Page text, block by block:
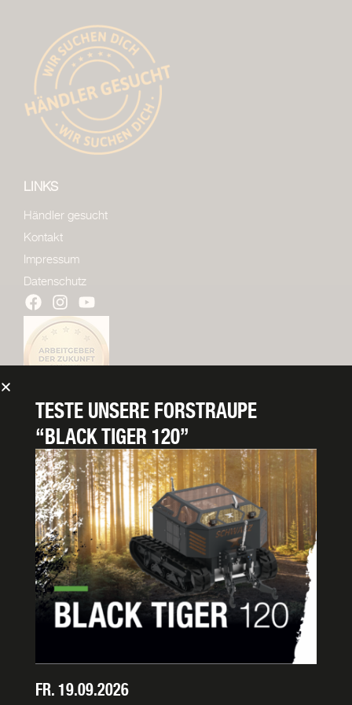
LINKS
Händler gesucht
Kontakt
Impressum
Datenschutz
PROSPEKT ANFORDERN
Datenschutzerklärung gelesen
zur Kenntnis genommen. Ich stimme zu,
elektronisch erhoben und gespeichert werden. Hinweis: Sie können Ihre
damit einverstanden, dass alle eingegebenen Daten und meine IP-Adresse
nur zum Zweck der Spamvermeidung durch das Programm
TESTE UNSERE FORSTRAUPE
“BLACK TIGER 120”
FR. 19.09.2026